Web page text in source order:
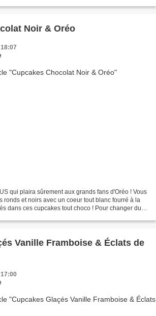
Noir & Oréo
qui plaira sûrement aux grands fans d'Oréo ! Vous
ronds et noirs avec un coeur tout blanc fourré à la
dans ces cupcakes tout choco ! Pour changer du
Vanille Framboise & Éclats de